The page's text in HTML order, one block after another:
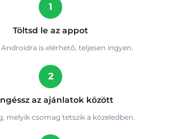
1
Töltsd le az appot
Androidra is elérhető, teljesen ingyen.
2
az ajánlatok között
melyik csomag tetszik a közeledben.